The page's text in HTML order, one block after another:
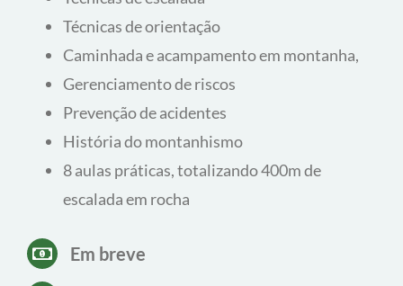
escaladas em rocha e trilhas com acampamento de
maneira responsável e segura, de acordo com o
currículo mínimo da FEMERJ
O que você vai aprender:
Cordas e nós
Mínimo impacto
Técnicas de orientação